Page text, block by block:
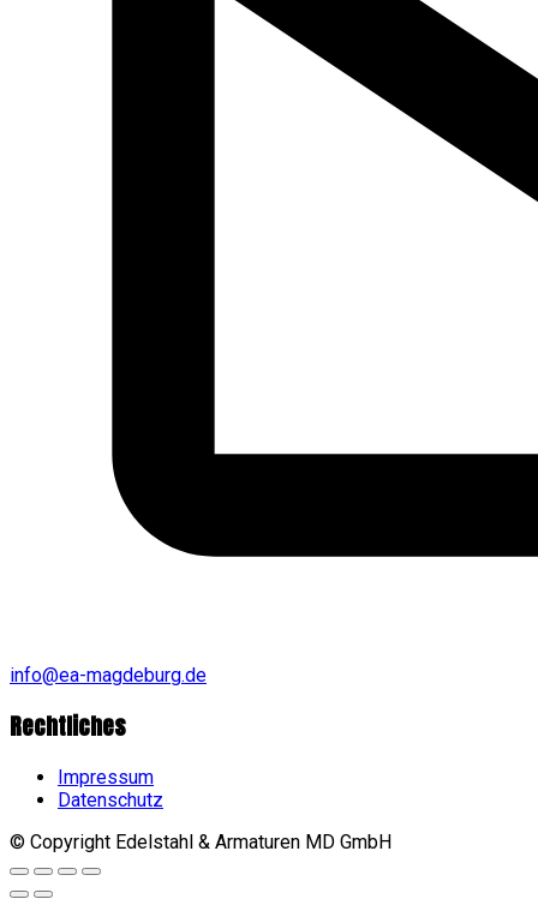
info@ea-magdeburg.de
Rechtliches
Impressum
Datenschutz
© Copyright Edelstahl & Armaturen MD GmbH
Go
to